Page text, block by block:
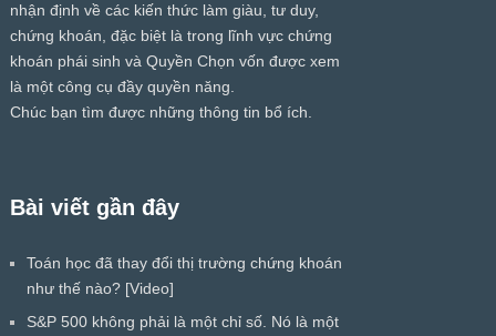
nhận định về các kiến thức làm giàu, tư duy,
chứng khoán, đặc biệt là trong lĩnh vực chứng
khoán phái sinh và Quyền Chọn vốn được xem
là một công cụ đầy quyền năng.
Chúc bạn tìm được những thông tin bổ ích.
Bài viết gần đây
Toán học đã thay đổi thị trường chứng khoán
như thế nào? [Video]
S&P 500 không phải là một chỉ số. Nó là một